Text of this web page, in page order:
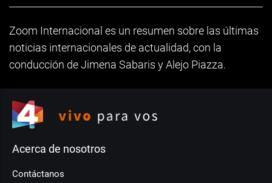
Zoom Internacional es un resumen sobre las últimas
noticias internacionales de actualidad, con la
conducción de Jimena Sabaris y Alejo Piazza.
Acerca de nosotros
Contáctanos